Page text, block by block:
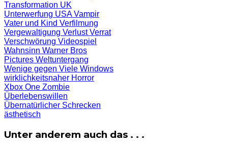
Transformation UK
Unterwerfung USAVampir
Vater und Kind Verfilmung
Vergewaltigung VerlustVerrat
Verschwörung Videospiel
Wahnsinn Warner Bros
Pictures Weltuntergang
Wenige gegen Viele Windows
wirklichkeitsnaher Horror
Xbox One Zombie
Überlebenswillen
Übernatürlicher Schrecken
ästhetisch
Unter anderem auch das . . .